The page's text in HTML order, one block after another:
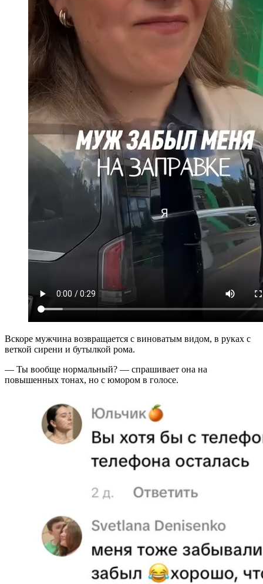
Вскоре мужчина возвращается с виноватым видом, в руках с
веткой сирени и бутылкой рома.
— Ты вообще нормальный? — спрашивает она на
повышенных тонах, но с юмором в голосе.